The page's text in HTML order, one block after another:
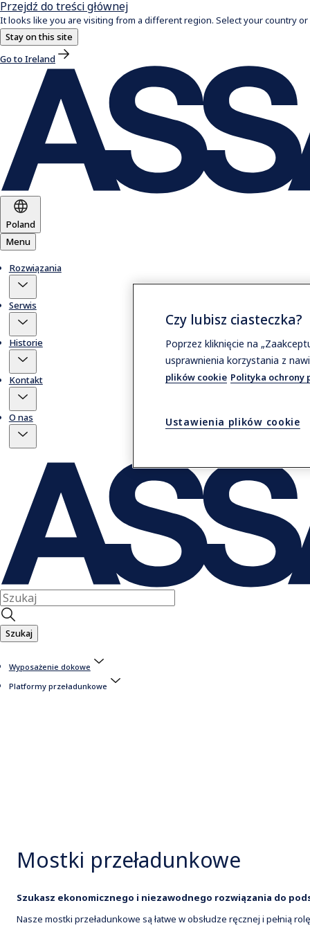
Przejdź do treści głównej
It looks like you are visiting from a different region. Select your country
Stay on this site
Go to Ireland
Poland
Menu
Rozwiązania
Serwis
Historie
Kontakt
O nas
Szukaj
Wyposażenie dokowe
Platformy przeładunkowe
Mostki przeładunkowe
Szukasz ekonomicznego i niezawodnego rozwiązania do
Nasze mostki przeładunkowe są łatwe w obsłudze ręcznej i pełnią
Czy lubisz ciasteczka?
Poprzez kliknięcie na
usprawnienia korzystania z
plików cookie Polityka ochrony
Ustawienia plików cookie